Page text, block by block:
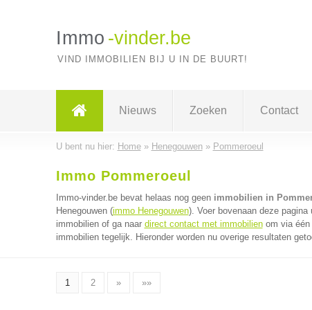
Immo -vinder.be
VIND IMMOBILIEN BIJ U IN DE BUURT!
Nieuws Zoeken Contact
U bent nu hier: Home» Henegouwen» Pommeroeul
Immo Pommeroeul
Immo-vinder.be bevat helaas nog geen immobilien in
Henegouwen (immo Henegouwen). Voer bovenaan deze
immobilien of ga naar direct contact met immobilienom via één
immobilien tegelijk. Hieronder worden nu overige resultaten
1 2 » »»